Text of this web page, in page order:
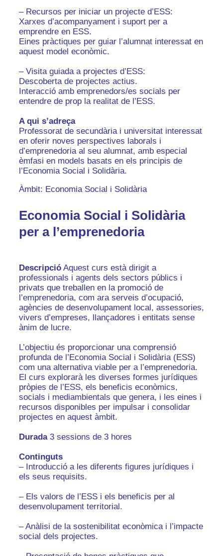
– Recursos per iniciar un projecte d’ESS:
Xarxes d’acompanyament i suport per a
emprendre en ESS.
Eines pràctiques per guiar l’alumnat interessat en
aquest model econòmic.
– Visita guiada a projectes d’ESS:
Descoberta de projectes actius.
Interacció amb emprenedors/es socials per
entendre de prop la realitat de l’ESS.
A qui s’adreça
Professorat de secundària i universitat interessat
en oferir noves perspectives laborals i
d’emprenedoria al seu alumnat, amb especial
èmfasi en models basats en els principis de
l’Economia Social i Solidària.
Àmbit: Economia Social i Solidària
Economia Social i Solidària
per a l’emprenedoria
Descripció Aquest curs està dirigit a
professionals i agents dels sectors públics i
privats que treballen en la promoció de
l’emprenedoria, com ara serveis d’ocupació,
agències de desenvolupament local, assessories,
vivers d’empreses, llançadores i entitats sense
ànim de lucre.
L’objectiu és proporcionar una comprensió
profunda de l’Economia Social i Solidària (ESS)
com una alternativa viable per a l’emprenedoria.
El curs explorarà les diverses formes jurídiques
pròpies de l’ESS, els beneficis econòmics,
socials i mediambientals que genera, i les eines i
recursos disponibles per impulsar i consolidar
projectes en aquest àmbit.
Durada3 sessions de 3 hores
Continguts
– Introducció a les diferents figures jurídiques i
els seus requisits.
– Els valors de l’ESS i els beneficis per al
desenvolupament territorial.
– Anàlisi de la sostenibilitat econòmica i l’impacte
social dels projectes.